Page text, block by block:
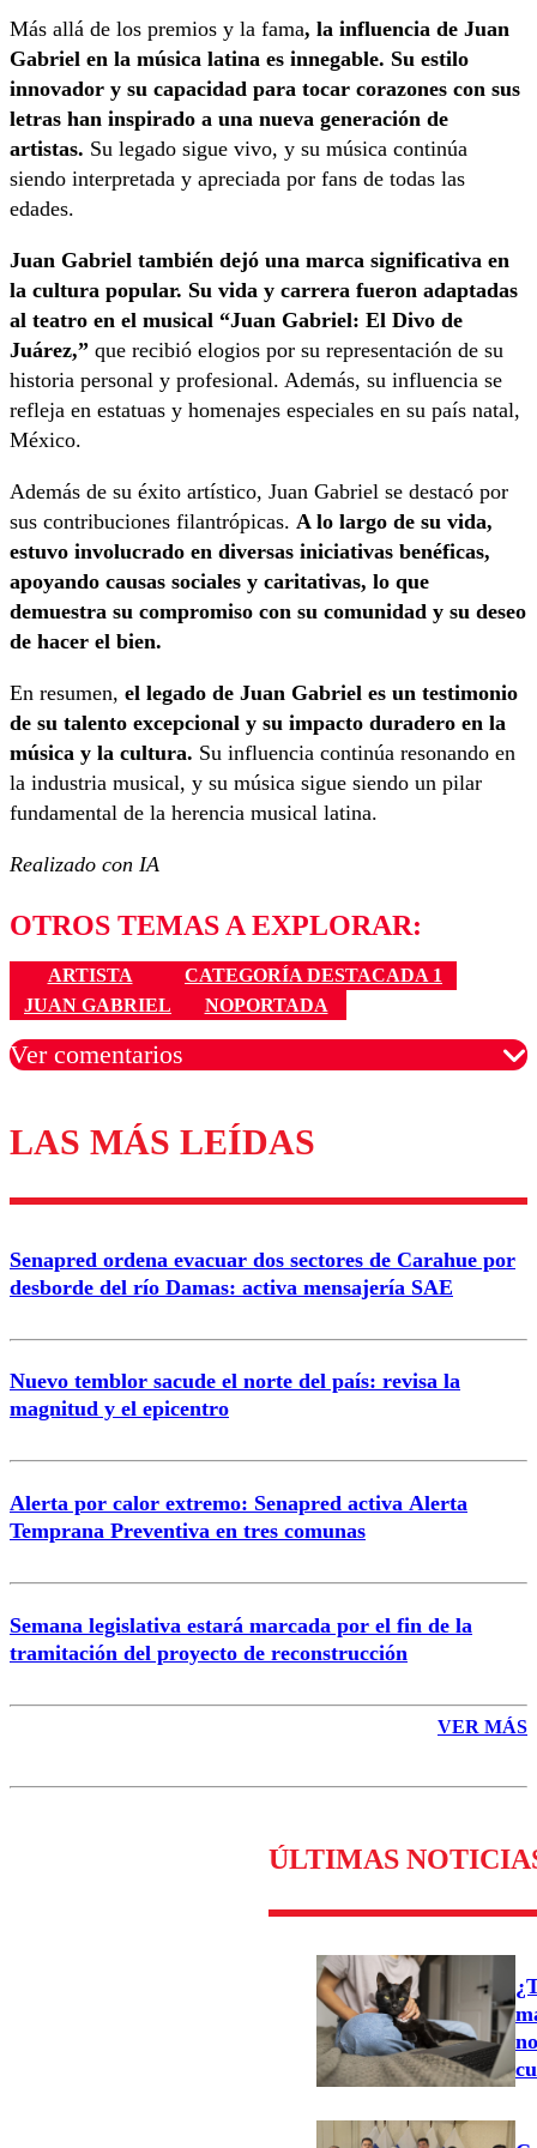
Más allá de los premios y la fama, la influencia de Juan
Gabriel en la música latina es innegable. Su estilo
innovador y su capacidad para tocar corazones con sus
letras han inspirado a una nueva generación de
artistas. Su legado sigue vivo, y su música continúa
siendo interpretada y apreciada por fans de todas las
edades.
Juan Gabriel también dejó una marca significativa en
la cultura popular. Su vida y carrera fueron adaptadas
al teatro en el musical “Juan Gabriel: El Divo de
Juárez,” que recibió elogios por su representación de su
historia personal y profesional. Además, su influencia se
refleja en estatuas y homenajes especiales en su país natal,
México.
Además de su éxito artístico, Juan Gabriel se destacó por
sus contribuciones filantrópicas. A lo largo de su vida,
estuvo involucrado en diversas iniciativas benéficas,
apoyando causas sociales y caritativas, lo que
demuestra su compromiso con su comunidad y su deseo
de hacer el bien.
En resumen, el legado de Juan Gabriel es un testimonio
de su talento excepcional y su impacto duradero en la
música y la cultura. Su influencia continúa resonando en
la industria musical, y su música sigue siendo un pilar
fundamental de la herencia musical latina.
Realizado con IA
OTROS TEMAS A EXPLORAR:
ARTISTA
CATEGORÍA DESTACADA 1
JUAN GABRIEL
NOPORTADA
Ver comentarios
Los comentarios son moderados para garantizar un
diálogo respetuoso.
Correo
LAS MÁS LEÍDAS
Senapred ordena evacuar dos sectores de Carahue por
desborde del río Damas: activa mensajería SAE
Nuevo temblor sacude el norte del país: revisa la
magnitud y el epicentro
Alerta por calor extremo: Senapred activa Alerta
Temprana Preventiva en tres comunas
Semana legislativa estará marcada por el fin de la
tramitación del proyecto de reconstrucción
VER MÁS
ÚLTIMAS